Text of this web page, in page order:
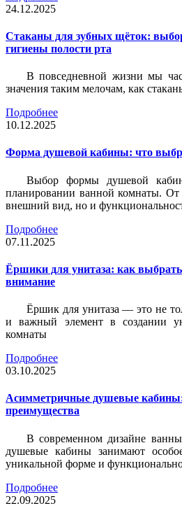
24.12.2025
Стаканы для зубных щёток:
гигиены полости рта
В повседневной жизни мы
значения таким мелочам, как
Подробнее
10.12.2025
Форма душевой кабины: что
Выбор формы душевой
планировании ванной комнаты. От
внешний вид, но и
Подробнее
07.11.2025
Ёршики для унитаза: как
внимание
Ёршик для унитаза — это не
и важный элемент в создании
комнаты
Подробнее
03.10.2025
Асимметричные душевые кабины:
преимущества
В современном дизайне
душевые кабины занимают
уникальной форме и
Подробнее
22.09.2025